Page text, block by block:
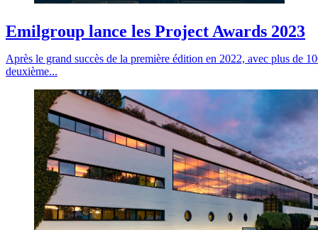
Emilgroup lance les Project Awards 2023
Après le grand succès de la première édition en 2022, avec plus de
deuxième...